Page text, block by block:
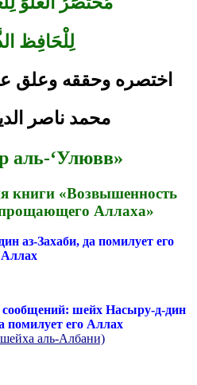
لِلْحَافِظ
اختصره وحققه وعلق
محمد ناصر
аль-‘Улювв»
книги «Возвышенность
Аллаха»
аз-Захаби, да помилует его
Аллах
шейх Насыру-д-дин
помилует его Аллах
аль-Албани)